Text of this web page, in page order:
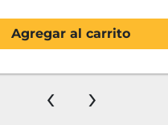
Agregar al carrito
‹ ›